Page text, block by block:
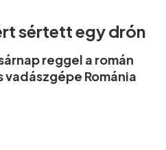
sértett egy drón
reggel a román
Románia